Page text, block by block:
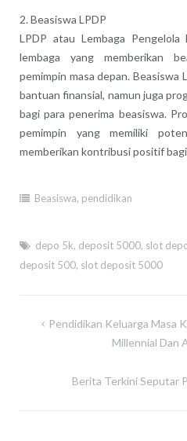
2. Beasiswa LPDP
LPDP atau Lembaga Pengelola
lembaga yang memberikan
pemimpin masa depan. Beasiswa
bantuan finansial, namun juga
bagi para penerima beasiswa.
pemimpin yang memiliki
memberikan kontribusi positif
Beasiswa, pendidikan
depo 5k, deposit 5000, slot
deposit 500, slot deposit 5000
PostPendidikan Keluarga Masa
Millennial Dan
Berita Terkini Seputar